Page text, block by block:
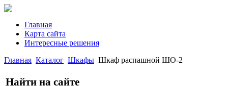
Главная
Карта сайта
Интересные решения
Главная Каталог Шкафы Шкаф распашной ШО-2
Найти на сайте